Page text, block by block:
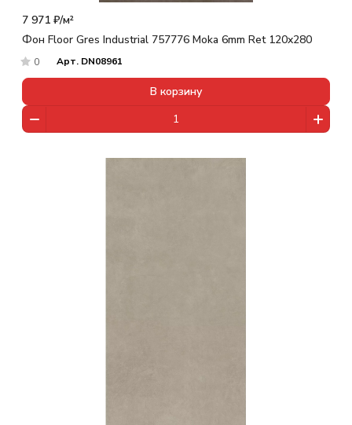
7 971 ₽/м²
Фон Floor Gres Industrial 757776 Moka 6mm Ret 120x280
0 Арт. DN08961
В корзину